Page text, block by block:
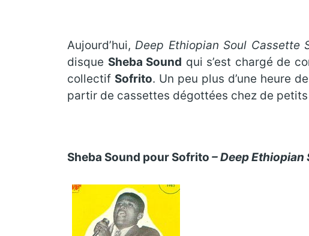
Aujourd’hui,Deep Ethiopian Soul Cassette
disque Sheba Sound qui s’est chargé de
collectif Sofrito. Un peu plus d’une heure
partir de cassettes dégottées chez de petits
Sheba Sound pour Sofrito – Deep Ethiopian